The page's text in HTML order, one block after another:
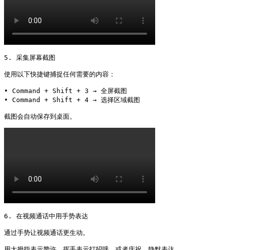
5. 采集屏幕截图
使用以下快捷键捕捉任何需要的内容：
• Command + Shift + 3 → 全屏截图
• Command + Shift + 4 → 选择区域截图
截图会自动保存到桌面。
6. 在视频通话中用手势表达
通过手势让视频通话更生动。